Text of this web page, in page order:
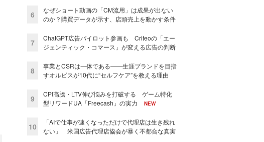
6
なぜショート動画の「CM流用」は成果が出ない
のか？購買データが示す、店頭売上を動かす条件
7
ChatGPT広告パイロット参画も Criteoの「エー
ジェンティック・コマース」が変える広告の判断
8
事業とCSRは一体である――生涯ブランドを目指
すオルビスが10代に“セルフケア”を教える理由
9
CPI高騰・LTV伸び悩みを打破する ゲーム特化
型リワードUA「Freecash」の実力
NEW
10
「AIで仕事が速くなっただけで代理店は生き残れ
ない」 米国広告代理店協会が暴く不都合な真実